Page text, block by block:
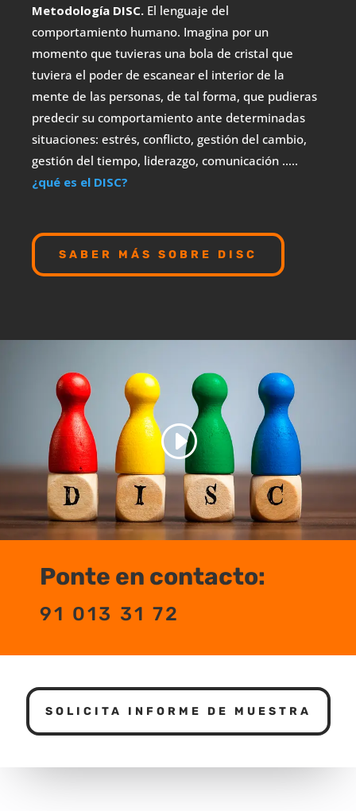
Metodología DISC. El lenguaje del
comportamiento humano. Imagina por un
momento que tuvieras una bola de cristal que
tuviera el poder de escanear el interior de la
mente de las personas, de tal forma, que pudieras
predecir su comportamiento ante determinadas
situaciones: estrés, conflicto, gestión del cambio,
gestión del tiempo, liderazgo, comunicación …..
¿qué es el DISC?
SABER MÁS SOBRE DISC
Ponte en contacto:
91 013 31 72
SOLICITA INFORME DE MUESTRA